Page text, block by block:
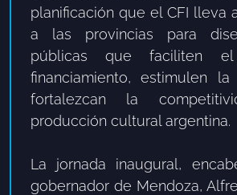
planificación que el CFI lleva
a las provincias para
públicas que faciliten
financiamiento, estimulen
fortalezcan la
producción cultural argentina.
La jornada inaugural,
gobernador de Mendoza,